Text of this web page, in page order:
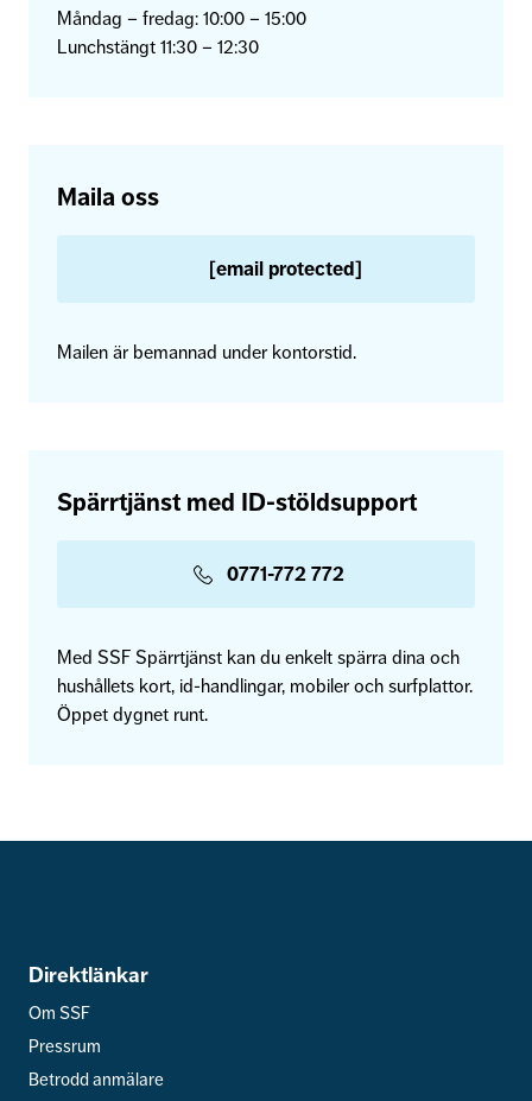
Måndag – fredag: 10:00 – 15:00
Lunchstängt 11:30 – 12:30
Maila oss
[email protected]
Mailen är bemannad under kontorstid.
Spärrtjänst med ID-stöldsupport
0771-772 772
Med SSF Spärrtjänst kan du enkelt spärra dina och
hushållets kort, id-handlingar, mobiler och surfplattor.
Öppet dygnet runt.
Direktlänkar
Om SSF
Pressrum
Betrodd anmälare